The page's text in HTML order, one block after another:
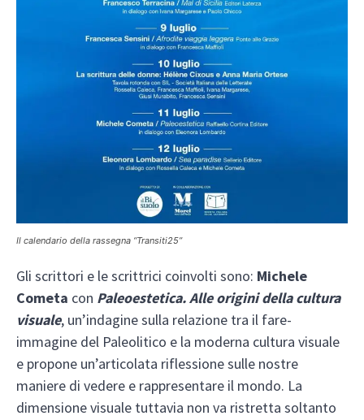
Il calendario della rassegna “Transiti25”
Gli scrittori e le scrittrici coinvolti sono: Michele
Cometa con Paleoestetica. Alle origini della cultura
visuale, un’indagine sulla relazione tra il fare-
immagine del Paleolitico e la moderna cultura visuale
e propone un’articolata riflessione sulle nostre
maniere di vedere e rappresentare il mondo. La
dimensione visuale tuttavia non va ristretta soltanto